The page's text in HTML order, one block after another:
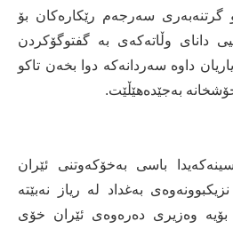
سەرجەم رێکارەکان بۆ
دانای وڵاتەکەی بە گفتوگۆکردن
داوە سەردانەکە دوا بخەن تاکو
بەجێدەهێڵێت.
باسی بەخۆکەوتنی ئێران
بەغداد لە ریاز نەبێتە
وەزیری دەرەوەی ئێران خۆی